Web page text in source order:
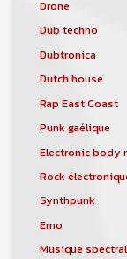
Drone
Dub techno
Dubtronica
Dutch house
Rap East Coast
Punk gaélique
Electronic body
Rock
Synthpunk
Emo
Musique